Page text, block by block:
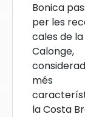
Bonica
per les
cales de
Calonge,
més
la Costa